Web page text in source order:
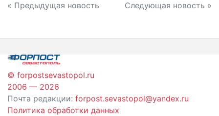
Навигация
записям
« Предыдущая новость Следующая новость »
© forpostsevastopol.ru
2006 — 2026
Почта редакции: forpost.sevastopol@yandex.ru
Политика обработки данных